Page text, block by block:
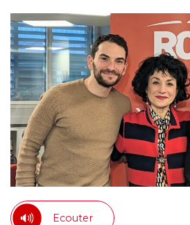
Ecouter